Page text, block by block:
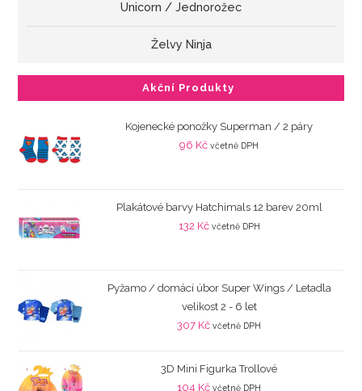
Unicorn / Jednorožec
Želvy Ninja
Akční Produkty
Kojenecké ponožky Superman / 2 páry
96 Kč včetně DPH
Plakátové barvy Hatchimals 12 barev 20ml
132 Kč včetně DPH
Pyžamo / domácí úbor Super Wings / Letadla
velikost 2 - 6 let
307 Kč včetně DPH
3D Mini Figurka Trollové
104 Kč včetně DPH